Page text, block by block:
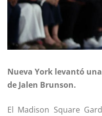
Nueva York levantó
de Jalen Brunson.
El Madison Square